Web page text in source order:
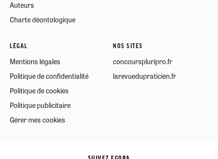
Auteurs
Charte déontologique
LÉGAL
Mentions légales
Politique de confidentialité
Politique de cookies
Politique publicitaire
Gérer mes cookies
NOS SITES
concourspluripro.fr
larevuedupraticien.fr